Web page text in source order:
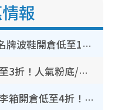
報
開倉優惠 | 尖沙咀海港城名牌波鞋開倉低至1折！On鞋$899起／Joy&Peace鞋履$98起
CHANEL美妝限時減價低至3折！人氣粉底/唇膏/精華液低至$275！COCO香水都有平
開倉優惠｜尖沙咀名牌行李箱開倉低至4折！一連5日 American Tourister/ace./Hallmark $200起！